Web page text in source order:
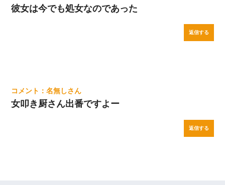
彼女は今でも処女なのであった
返信する
名無し
女叩き厨さん出番ですよー
返信する